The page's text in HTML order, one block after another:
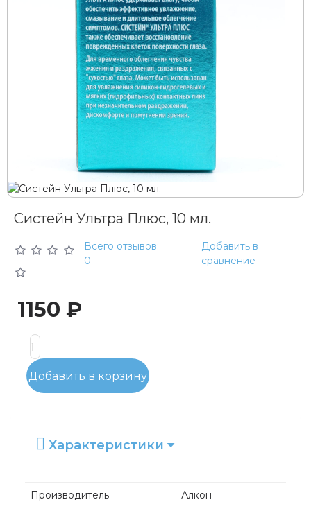
Систейн Ультра Плюс, 10 мл.
Всего отзывов:
0
Добавить в
сравнение
1150 ₽
Добавить в корзину
Характеристики
Производитель Алкон